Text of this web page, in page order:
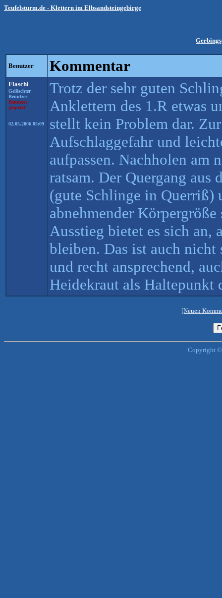
Teufelsturm.de - Klettern im Elbsandsteingebirge
Benutzer Kommentar
Flaschi
Gelöschter
Benutzer
Benutzer
gesperrt
02.05.2006 05:09
Trotz der sehr guten
Anklettern des 1.R etwas
stellt kein Problem dar.
Aufschlaggefahr und
aufpassen. Nachholen am
ratsam. Der Quergang aus
(gute Schlinge in Querriß)
abnehmender
Ausstieg bietet es sich an,
bleiben. Das ist auch
und recht ansprechend,
Heidekraut als Haltepunkt
[Neuen
Copyright ©